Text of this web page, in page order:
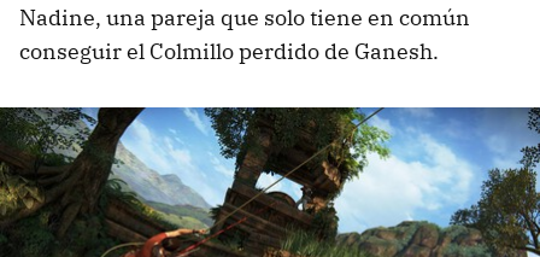
Nadine, una pareja que solo tiene en común
conseguir el Colmillo perdido de Ganesh.